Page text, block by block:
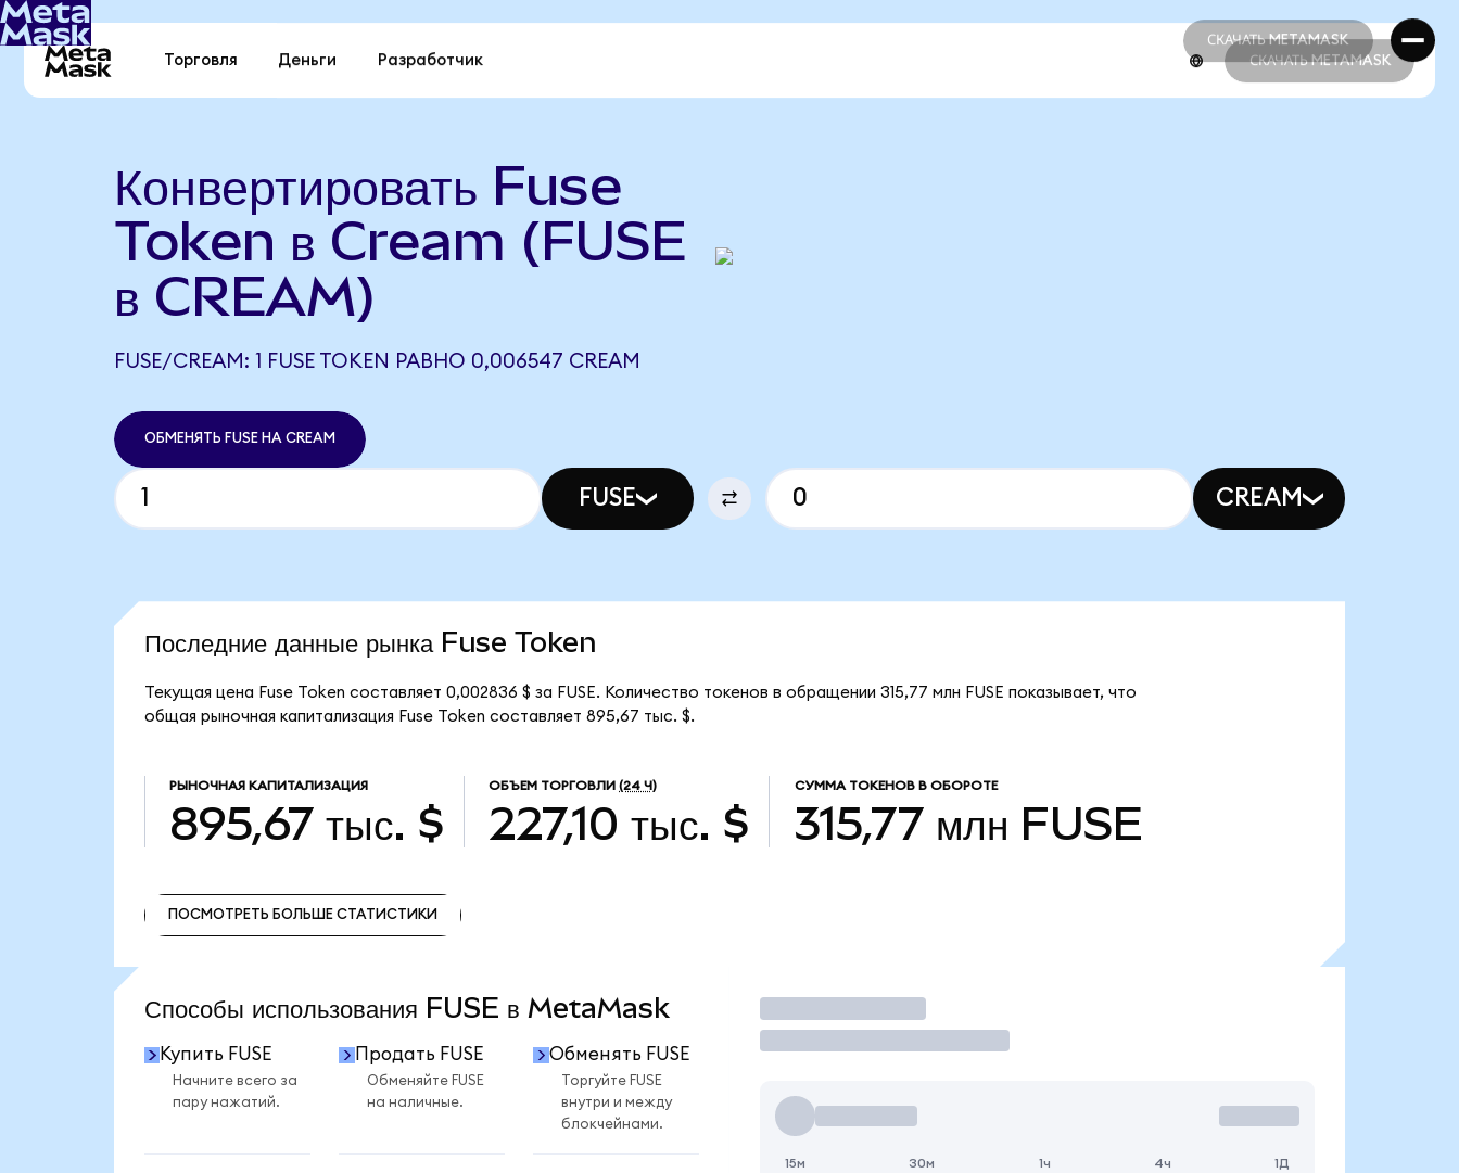
СКАЧАТЬ METAMASK
СКАЧАТЬ METAMASK
Торговля Деньги Разработчик СКАЧАТЬ METAMASK
Конвертировать Fuse
Token в Cream (FUSE
в CREAM)
FUSE/CREAM: 1 FUSE TOKEN РАВНО 0,006547 CREAM
ОБМЕНЯТЬ FUSE НА CREAM
FUSE CREAM
Последние данные рынка Fuse Token
Текущая цена Fuse Token составляет 0,002836 $ за FUSE. Количество токенов в обращении 315,77 млн FUSE показывает, что
общая рыночная капитализация Fuse Token составляет 895,67 тыс. $.
РЫНОЧНАЯ КАПИТАЛИЗАЦИЯ
895,67 тыс. $
ОБЪЕМ ТОРГОВЛИ (24 Ч)
227,10 тыс. $
СУММА ТОКЕНОВ В ОБОРОТЕ
315,77 млн FUSE
ПОСМОТРЕТЬ БОЛЬШЕ СТАТИСТИКИ
Способы использования FUSE в MetaMask
Купить FUSE
Начните всего за
пару нажатий.
Продать FUSE
Обменяйте FUSE
на наличные.
Обменять FUSE
Торгуйте FUSE
внутри и между
блокчейнами.
Торговать
15м 30м 1ч 4ч 1Д